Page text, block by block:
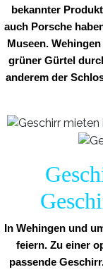
bekannter
auch Porsche
Museen.
grüner Gürtel
anderem der
In Wehingen und
feiern. Zu einer
passende